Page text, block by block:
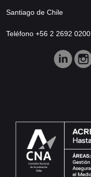
Santiago de Chile
Teléfono +56 2 2692 0200